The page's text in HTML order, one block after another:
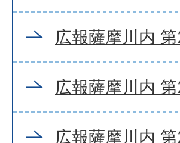
広報薩摩川内
広報薩摩川内
広報薩摩川内